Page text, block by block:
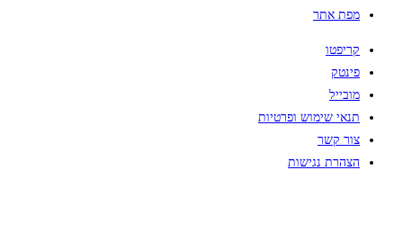
מפת אתר
קריפטו
פינטק
מובייל
תנאי שימוש ופרטיות
צור קשר
הצהרת נגישות